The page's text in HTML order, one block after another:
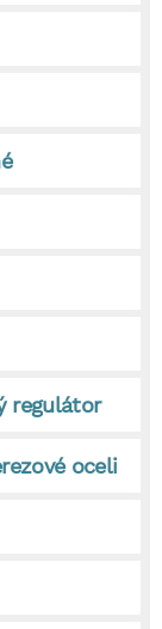
regulátor
oceli